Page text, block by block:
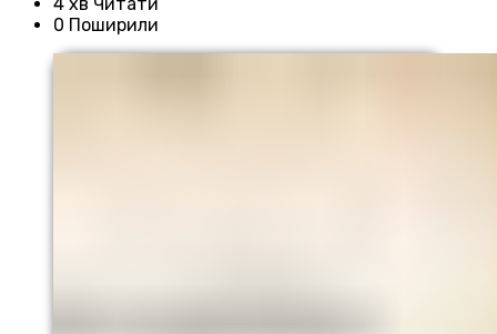
4 хв Читати
0 Поширили